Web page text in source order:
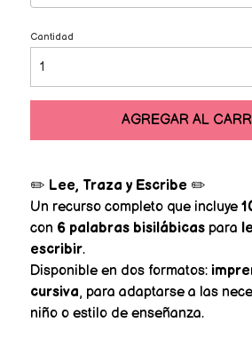
Cantidad
AGREGAR AL
✏️ Lee, Traza y Escribe✏️
Un recurso completo que incluye
con 6 palabras bisilábicas para
escribir.
Disponible en dos formatos:
cursiva, para adaptarse a las
niño o estilo de enseñanza.